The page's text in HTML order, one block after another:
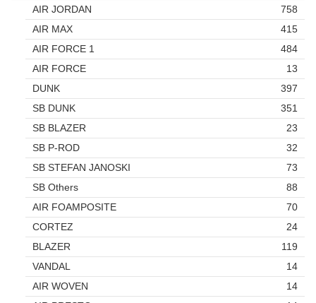
AIR JORDAN
758
AIR MAX
415
AIR FORCE 1
484
AIR FORCE
13
DUNK
397
SB DUNK
351
SB BLAZER
23
SB P-ROD
32
SB STEFAN JANOSKI
73
SB Others
88
AIR FOAMPOSITE
70
CORTEZ
24
BLAZER
119
VANDAL
14
AIR WOVEN
14